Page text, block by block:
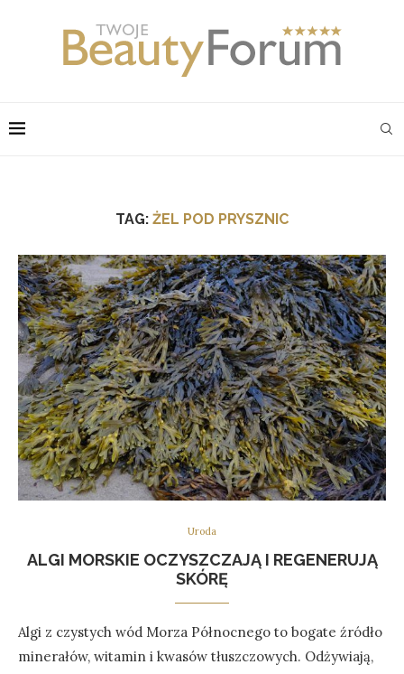
TAG: ŻEL POD PRYSZNIC
Uroda
ALGI MORSKIE OCZYSZCZAJĄ I REGENERUJĄ
SKÓRĘ
Algi z czystych wód Morza Północnego to bogate źródło
minerałów, witamin i kwasów tłuszczowych. Odżywiają,